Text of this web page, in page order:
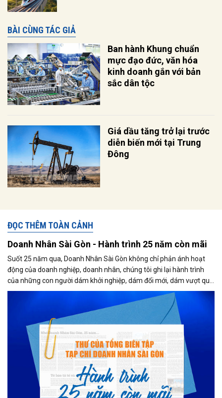
BÀI CÙNG TÁC GIẢ
Ban hành Khung chuẩn
mực đạo đức, văn hóa
kinh doanh gắn với bản
sắc dân tộc
Giá dầu tăng trở lại trước
diễn biến mới tại Trung
Đông
ĐỌC THÊM TOÀN CẢNH
Doanh Nhân Sài Gòn - Hành trình 25 năm còn mãi
Suốt 25 năm qua, Doanh Nhân Sài Gòn không chỉ phản ánh hoạt
động của doanh nghiệp, doanh nhân, chúng tôi ghi lại hành trình
của những con người dám khởi nghiệp, dám đổi mới, dám vượt qua
thất bại để tạo dựng giá trị cho xã hội...